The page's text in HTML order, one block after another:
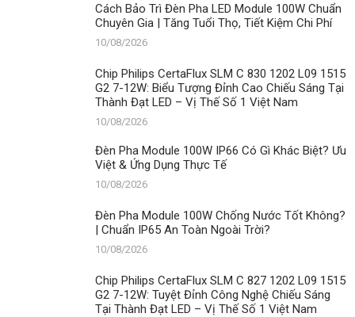
Việt
&
Thực
Tế
Cách Bảo Trì Đèn Pha LED Module 100W Chuẩn
Chuyên Gia | Tăng Tuổi Thọ, Tiết Kiệm Chi Phí
10/08/2026
Chip Philips CertaFlux SLM C 830 1202 L09 1515
G2 7-12W: Biểu Tượng Đỉnh Cao Chiếu Sáng Tại
Thành Đạt LED – Vị Thế Số 1 Việt Nam
10/08/2026
Đèn Pha Module 100W IP66 Có Gì Khác Biệt? Ưu
Việt & Ứng Dụng Thực Tế
10/08/2026
Đèn Pha Module 100W Chống Nước Tốt Không?
| Chuẩn IP65 An Toàn Ngoài Trời?
10/08/2026
Chip Philips CertaFlux SLM C 827 1202 L09 1515
G2 7-12W: Tuyệt Đỉnh Công Nghệ Chiếu Sáng
Tại Thành Đạt LED – Vị Thế Số 1 Việt Nam